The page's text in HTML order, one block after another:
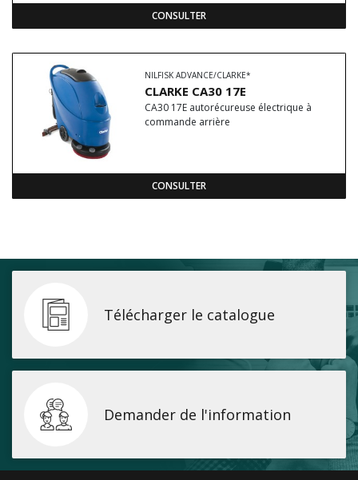
CONSULTER
NILFISK ADVANCE/CLARKE*
CLARKE CA30 17E
CA30 17E autorécureuse électrique à
commande arrière
CONSULTER
Télécharger le catalogue
Demander de l'information